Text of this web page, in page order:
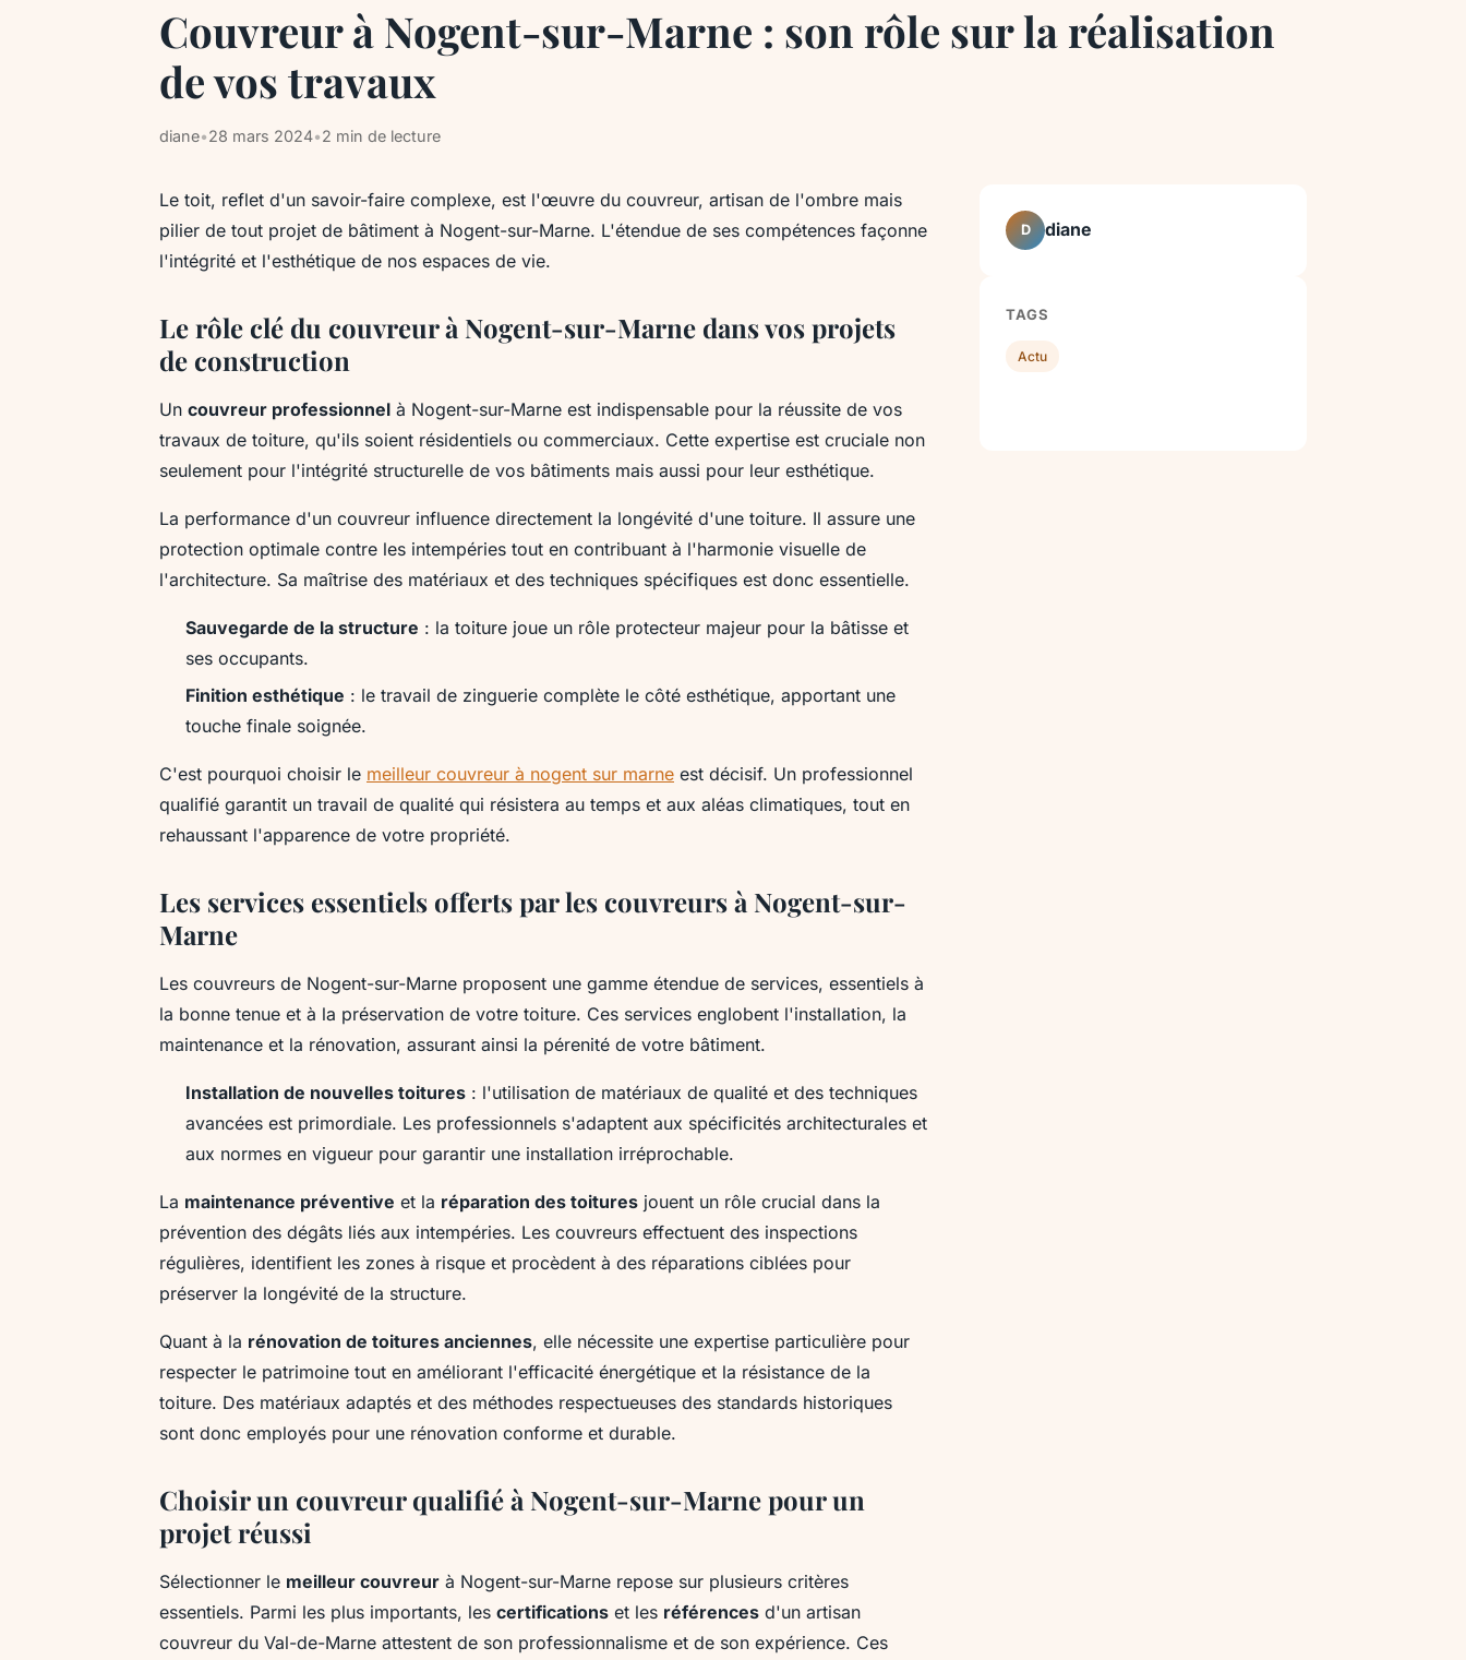
Couvreur à Nogent-sur-Marne : son rôle sur la réalisation
de vos travaux
diane•28 mars 2024•2 min de lecture
Le toit, reflet d'un savoir-faire complexe, est l'œuvre du couvreur, artisan de l'ombre mais
pilier de tout projet de bâtiment à Nogent-sur-Marne. L'étendue de ses compétences façonne
l'intégrité et l'esthétique de nos espaces de vie.
Le rôle clé du couvreur à Nogent-sur-Marne dans vos projets
de construction
Un couvreur professionnel à Nogent-sur-Marne est indispensable pour la réussite de vos
travaux de toiture, qu'ils soient résidentiels ou commerciaux. Cette expertise est cruciale non
seulement pour l'intégrité structurelle de vos bâtiments mais aussi pour leur esthétique.
La performance d'un couvreur influence directement la longévité d'une toiture. Il assure une
protection optimale contre les intempéries tout en contribuant à l'harmonie visuelle de
l'architecture. Sa maîtrise des matériaux et des techniques spécifiques est donc essentielle.
Sauvegarde de la structure : la toiture joue un rôle protecteur majeur pour la bâtisse et
ses occupants.
Finition esthétique : le travail de zinguerie complète le côté esthétique, apportant une
touche finale soignée.
C'est pourquoi choisir le meilleur couvreur à nogent sur marne est décisif. Un professionnel
qualifié garantit un travail de qualité qui résistera au temps et aux aléas climatiques, tout en
rehaussant l'apparence de votre propriété.
Les services essentiels offerts par les couvreurs à Nogent-sur-
Marne
Les couvreurs de Nogent-sur-Marne proposent une gamme étendue de services, essentiels à
la bonne tenue et à la préservation de votre toiture. Ces services englobent l'installation, la
maintenance et la rénovation, assurant ainsi la pérenité de votre bâtiment.
Installation de nouvelles toitures : l'utilisation de matériaux de qualité et des techniques
avancées est primordiale. Les professionnels s'adaptent aux spécificités architecturales et
aux normes en vigueur pour garantir une installation irréprochable.
La maintenance préventive et la réparation des toitures jouent un rôle crucial dans la
prévention des dégâts liés aux intempéries. Les couvreurs effectuent des inspections
régulières, identifient les zones à risque et procèdent à des réparations ciblées pour
préserver la longévité de la structure.
Quant à la rénovation de toitures anciennes, elle nécessite une expertise particulière pour
respecter le patrimoine tout en améliorant l'efficacité énergétique et la résistance de la
toiture. Des matériaux adaptés et des méthodes respectueuses des standards historiques
sont donc employés pour une rénovation conforme et durable.
Choisir un couvreur qualifié à Nogent-sur-Marne pour un
projet réussi
Sélectionner le meilleur couvreur à Nogent-sur-Marne repose sur plusieurs critères
essentiels. Parmi les plus importants, les certifications et les références d'un artisan
couvreur du Val-de-Marne attestent de son professionnalisme et de son expérience. Ces
D diane
TAGS
Actu